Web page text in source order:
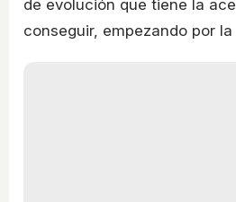
de evolución que tiene la
conseguir, empezando por